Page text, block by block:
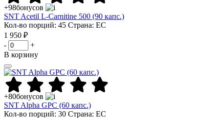
+98бонусов
SNT Acetil L-Carnitine 500 (90 капс.)
Кол-во порций: 45 Страна: ЕС
1 950 ₽
-
+
В корзину
+80бонусов
SNT Alpha GPC (60 капс.)
Кол-во порций: 30 Страна: ЕС